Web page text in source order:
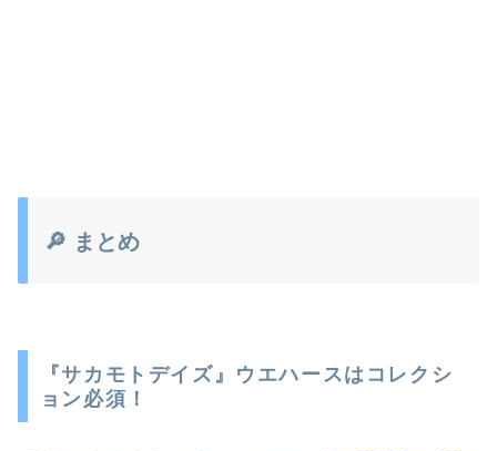
🔎 まとめ
『サカモトデイズ』ウエハースはコレクシ
ョン必須！